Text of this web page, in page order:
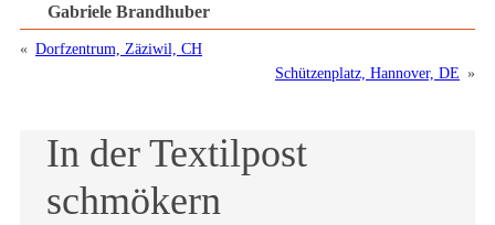
Gabriele Brandhuber
« Dorfzentrum, Zäziwil, CH
Schützenplatz, Hannover, DE »
In der Textilpost
schmökern